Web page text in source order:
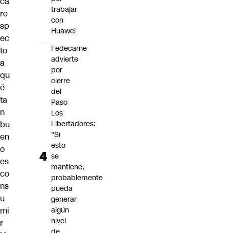
re
sp
ec
to
a
qu
é
ta
n
bu
en
o
es
co
ns
u
mi
r
trabajar
con
Huawei
Fedecarne
advierte
por
cierre
del
Paso
Los
Libertadores:
"Si
esto
se
mantiene,
probablemente
pueda
generar
algún
nivel